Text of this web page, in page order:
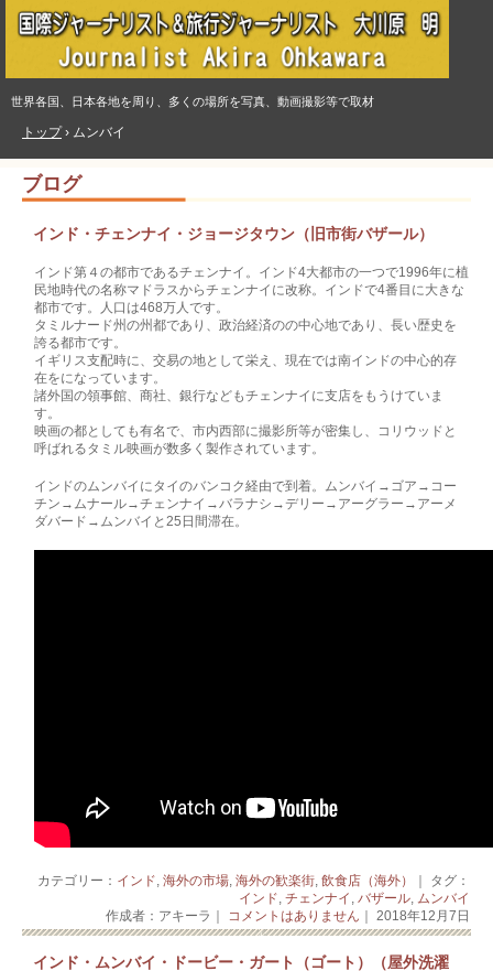
世界各国、日本各地を周り、多くの場所を写真、動画撮影等で取材
トップ› ムンバイ
ブログ
インド・チェンナイ・ジョージタウン（旧市街バザール）
インド第４の都市であるチェンナイ。インド4大都市の一つで1996年に植
民地時代の名称マドラスからチェンナイに改称。インドで4番目に大きな
都市です。人口は468万人です。
タミルナード州の州都であり、政治経済のの中心地であり、長い歴史を
誇る都市です。
イギリス支配時に、交易の地として栄え、現在では南インドの中心的存
在をになっています。
諸外国の領事館、商社、銀行などもチェンナイに支店をもうけていま
す。
映画の都としても有名で、市内西部に撮影所等が密集し、コリウッドと
呼ばれるタミル映画が数多く製作されています。
インドのムンバイにタイのバンコク経由で到着。ムンバイ→ゴア→コー
チン→ムナール→チェンナイ→バラナシ→デリー→アーグラー→アーメ
ダバード→ムンバイと25日間滞在。
カテゴリー： インド 海外の市場, 海外の歓楽街, 飲食店（海外）
｜ タグ：
インド チェンナイ バザール, ムンバイ
作成者：アキーラ｜
コメントはありません ｜ 2018年12月7日
インド・ムンバイ・ドービー・ガート（ゴート）（屋外洗濯